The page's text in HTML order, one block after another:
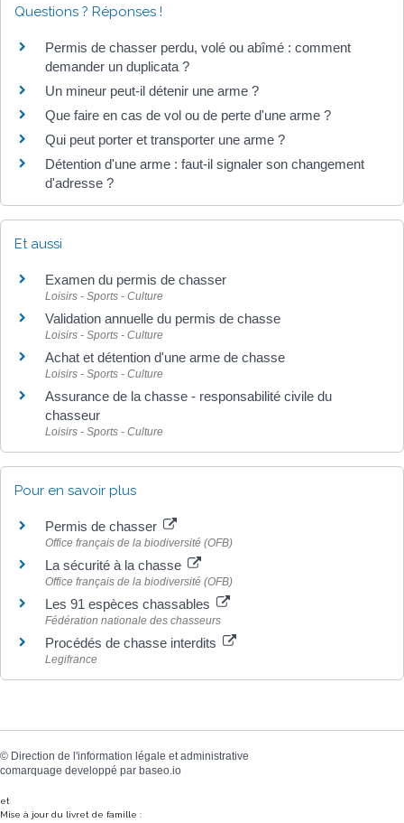
Questions ? Réponses !
Permis de chasser perdu, volé ou abîmé : comment
demander un duplicata ?
Un mineur peut-il détenir une arme ?
Que faire en cas de vol ou de perte d'une arme ?
Qui peut porter et transporter une arme ?
Détention d'une arme : faut-il signaler son changement
d'adresse ?
Et aussi
Examen du permis de chasser
Loisirs - Sports - Culture
Validation annuelle du permis de chasse
Loisirs - Sports - Culture
Achat et détention d'une arme de chasse
Loisirs - Sports - Culture
Assurance de la chasse - responsabilité civile du
chasseur
Loisirs - Sports - Culture
Pour en savoir plus
Permis de chasser
Office français de la biodiversité (OFB)
La sécurité à la chasse
Office français de la biodiversité (OFB)
Les 91 espèces chassables
Fédération nationale des chasseurs
Procédés de chasse interdits
Legifrance
© Direction de l'information légale et administrative
comarquage developpé par baseo.io
et
Mise à jour du livret de famille :